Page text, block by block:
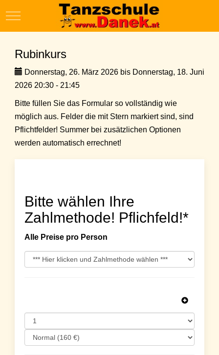
Mobile Menu Toggle
Rubinkurs
Donnerstag, 26. März 2026 bis Donnerstag, 18. Juni
2026 20:30 - 21:45
Bitte füllen Sie das Formular so vollständig wie
möglich aus. Felder die mit Stern markiert sind, sind
Pflichtfelder! Summer bei zusätzlichen Optionen
werden automatisch errechnet!
Bitte wählen Ihre
Zahlmethode! Pflichfeld!*
Alle Preise pro Person